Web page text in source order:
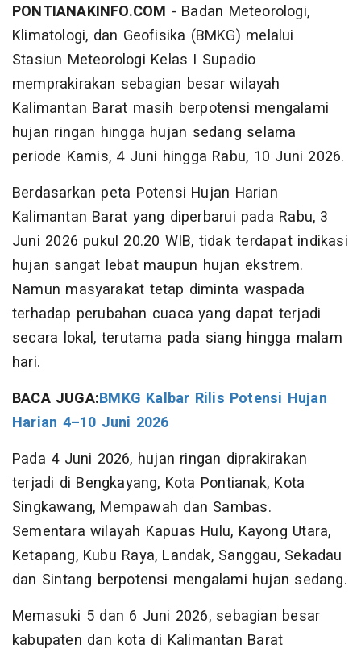
PONTIANAKINFO.COM - Badan Meteorologi,
Klimatologi, dan Geofisika (BMKG) melalui
Stasiun Meteorologi Kelas I Supadio
memprakirakan sebagian besar wilayah
Kalimantan Barat masih berpotensi mengalami
hujan ringan hingga hujan sedang selama
periode Kamis, 4 Juni hingga Rabu, 10 Juni 2026.
Berdasarkan peta Potensi Hujan Harian
Kalimantan Barat yang diperbarui pada Rabu, 3
Juni 2026 pukul 20.20 WIB, tidak terdapat indikasi
hujan sangat lebat maupun hujan ekstrem.
Namun masyarakat tetap diminta waspada
terhadap perubahan cuaca yang dapat terjadi
secara lokal, terutama pada siang hingga malam
hari.
BACA JUGA:BMKG Kalbar Rilis Potensi Hujan
Harian 4–10 Juni 2026
Pada 4 Juni 2026, hujan ringan diprakirakan
terjadi di Bengkayang, Kota Pontianak, Kota
Singkawang, Mempawah dan Sambas.
Sementara wilayah Kapuas Hulu, Kayong Utara,
Ketapang, Kubu Raya, Landak, Sanggau, Sekadau
dan Sintang berpotensi mengalami hujan sedang.
Memasuki 5 dan 6 Juni 2026, sebagian besar
kabupaten dan kota di Kalimantan Barat